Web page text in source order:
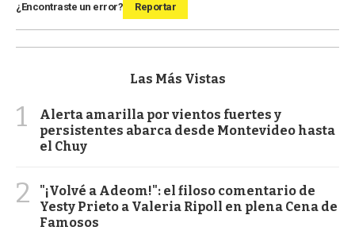
¿Encontraste un error? Reportar
Las Más Vistas
1
Alerta amarilla por vientos fuertes y
persistentes abarca desde Montevideo hasta
el Chuy
2
"¡Volvé a Adeom!": el filoso comentario de
Yesty Prieto a Valeria Ripoll en plena Cena de
Famosos